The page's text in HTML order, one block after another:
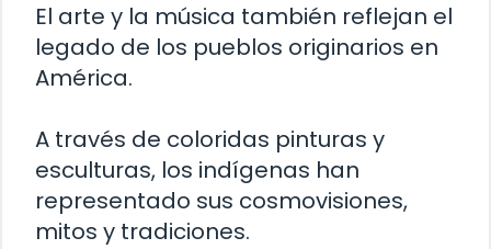
El arte y la música también reflejan el
legado de los pueblos originarios en
América.
A través de coloridas pinturas y
esculturas, los indígenas han
representado sus cosmovisiones,
mitos y tradiciones.